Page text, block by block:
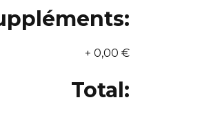
+ 0,00 €
Total: